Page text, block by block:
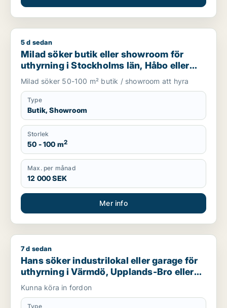
Milad söker butik eller showroom för uthyrning i Stockholms
5 d sedan
Milad söker butik eller showroom för
uthyrning i Stockholms län, Håbo eller
Knivsta
Milad söker 50-100 m² butik / showroom att hyra
Type
Butik, Showroom
Storlek
50 - 100 m2
Max. per månad
12 000 SEK
Mer info
Hans söker industrilokal eller garage för uthyrning i
7 d sedan
Hans söker industrilokal eller garage för
uthyrning i Värmdö, Upplands-Bro eller
Nacka m.fl.
Kunna köra in fordon
Type